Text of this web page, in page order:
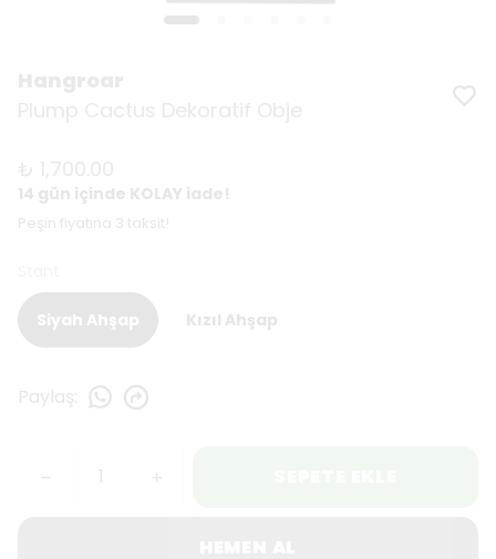
14 gün içinde KOLAY iade!
Peşin fiyatına 3 taksit!
Siyah Ahşap Kızıl Ahşap
Paylaş